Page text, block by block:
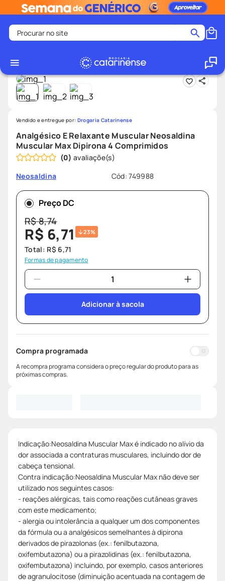
Procurar no site
1
2º
medley
3º
protetor solar facial
4
shampoo
5 º
tadalafila
6º
lenço umedecido
8º
protetor solar
9
Analgésico E Relaxante Muscular Neosaldina
Muscular Max Dipirona 4 Comprimidos
(0)
Neosaldina
Cód:749988
Vendido e entregue por: Drogaria Catarinense
Preço DC
R$8,74
R$ 6,71 23%
Total: R$ 6,71
Formas de pagamento
Adicionar à sacola
Compra programada
A recompra programa considera o preço regular do produto para as
próximas compras.
Indicação:Neosaldina Muscular Max é indicado no alívio da
dor associada a contraturas musculares, incluindo dor de
cabeça tensional.
Contra indicação:Neosaldina Muscular Max não deve ser
utilizado nos seguintes casos:
- reações alérgicas, tais como reações cutâneas graves
com este medicamento;
- alergia ou intolerância a qualquer um dos componentes
da fórmula ou a analgésicos semelhantes à dipirona
derivados de pirazolonas (ex.: fenilbutazona,
oxifembutazona) ou a pirazolidinas (ex.: fenilbutazona,
oxifembutazona) incluindo, por exemplo, casos anteriores
de agranulocitose (diminuição acentuada na contagem de